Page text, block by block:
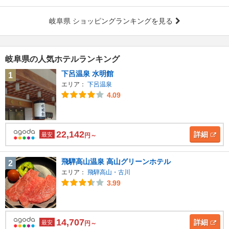
岐阜県 ショッピングランキングを見る
岐阜県の人気ホテルランキング
1
下呂温泉 水明館
エリア： 下呂温泉
4.09
最安 22,142円～ 詳細
2 飛騨高山温泉 高山グリーンホテル
エリア： 飛騨高山・古川
3.99
最安 14,707円～ 詳細